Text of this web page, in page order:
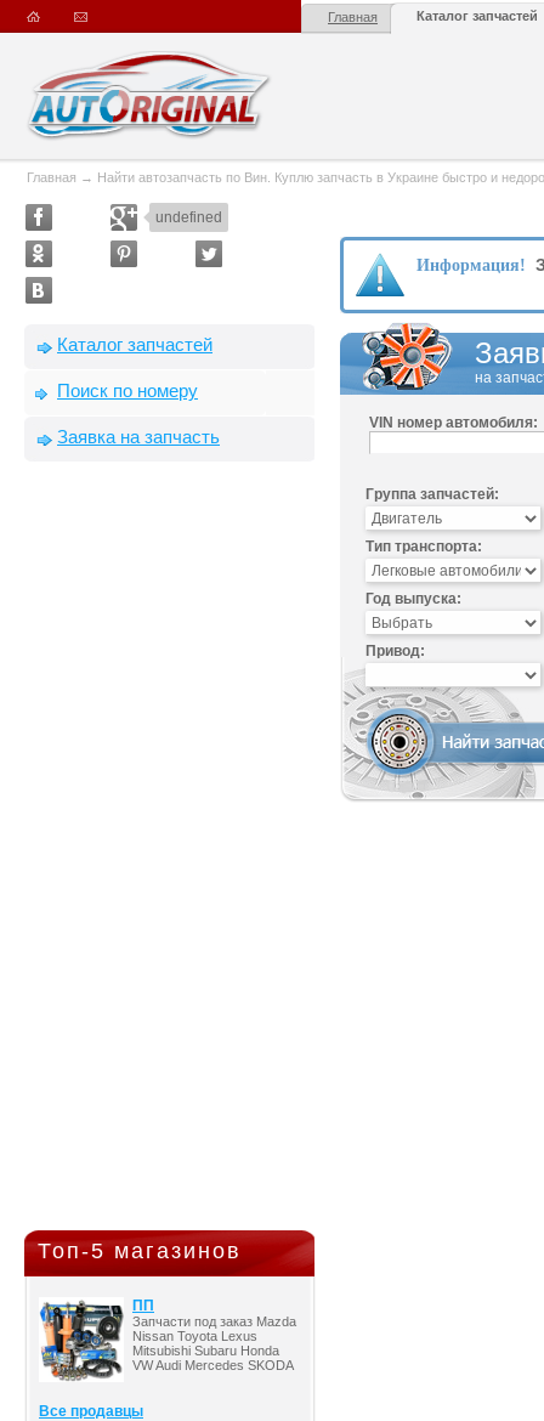
Главная Каталог запчастей
Главная → Найти автозапчасть по Вин. Куплю запчасть в Украине быстро и
undefined
Каталог запчастей
Поиск по номеру
Заявка на запчасть
Топ-5 магазинов
ПП
Запчасти под заказ Mazda
Nissan Toyota Lexus
Mitsubishi Subaru Honda
VW Audi Mercedes SKODA
Все продавцы
Информация!
на
VIN номер автомобиля:
Группа запчастей:
Тип транспорта:
Год выпуска:
Привод: